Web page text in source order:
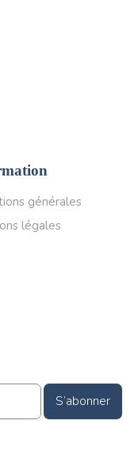
générales
légales
S’abonner